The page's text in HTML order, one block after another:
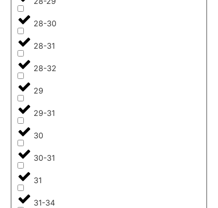
28-30
28-31
28-32
29
29-31
30
30-31
31
31-34